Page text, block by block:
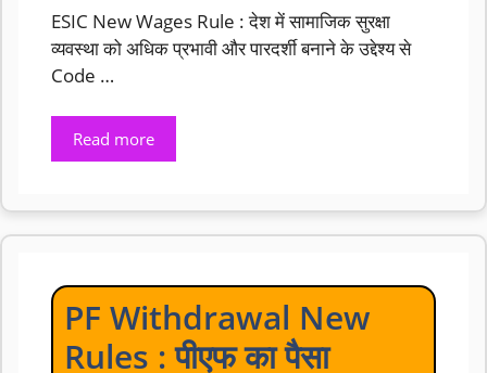
ESIC New Wages Rule : देश में सामाजिक सुरक्षा
व्यवस्था को अधिक प्रभावी और पारदर्शी बनाने के उद्देश्य से
Code …
Read more
PF Withdrawal New
Rules : पीएफ का पैसा